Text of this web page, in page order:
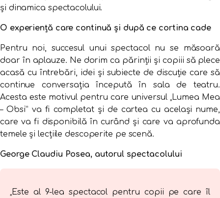
și dinamica spectacolului.
O experiență care continuă și după ce cortina cade
Pentru noi, succesul unui spectacol nu se măsoară
doar în aplauze. Ne dorim ca părinții și copiii să plece
acasă cu întrebări, idei și subiecte de discuție care să
continue conversația începută în sala de teatru.
Acesta este motivul pentru care universul „Lumea Mea
– Obsi” va fi completat și de cartea cu același nume,
care va fi disponibilă în curând și care va aprofunda
temele și lecțiile descoperite pe scenă.
George Claudiu Posea, autorul spectacolului
„Este al 9-lea spectacol pentru copii pe care îl